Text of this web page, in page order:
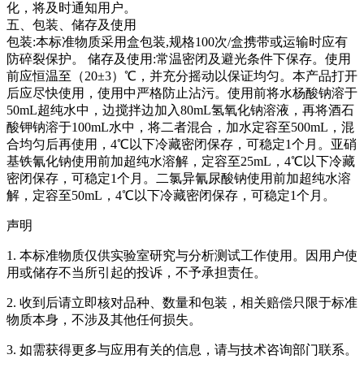
化，将及时通知用户。
五、包装、储存及使用
包装:本标准物质采用盒包装,规格100次/盒携带或运输时应有
防碎裂保护。 储存及使用:常温密闭及避光条件下保存。使用
前应恒温至（20±3）℃，并充分摇动以保证均匀。本产品打开
后应尽快使用，使用中严格防止沾污。使用前将水杨酸钠溶于
50mL超纯水中，边搅拌边加入80mL氢氧化钠溶液，再将酒石
酸钾钠溶于100mL水中，将二者混合，加水定容至500mL，混
合均匀后再使用，4℃以下冷藏密闭保存，可稳定1个月。亚硝
基铁氰化钠使用前加超纯水溶解，定容至25mL，4℃以下冷藏
密闭保存，可稳定1个月。二氯异氰尿酸钠使用前加超纯水溶
解，定容至50mL，4℃以下冷藏密闭保存，可稳定1个月。
声明
1. 本标准物质仅供实验室研究与分析测试工作使用。因用户使
用或储存不当所引起的投诉，不予承担责任。
2. 收到后请立即核对品种、数量和包装，相关赔偿只限于标准
物质本身，不涉及其他任何损失。
3. 如需获得更多与应用有关的信息，请与技术咨询部门联系。